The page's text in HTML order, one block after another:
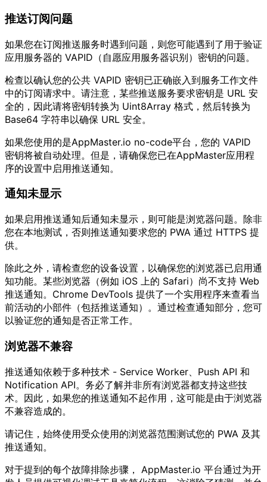
推送订阅问题
如果您在订阅推送服务时遇到问题，则您可能遇到了用于验证
应用服务器的 VAPID（自愿应用服务器识别）密钥的问题。
检查以确认您的公共 VAPID 密钥已正确嵌入到服务工作文件
中的订阅请求中。请注意，某些推送服务要求密钥是 URL 安
全的，因此请将密钥转换为 Uint8Array 格式，然后转换为
Base64 字符串以确保 URL 安全。
如果您使用的是AppMaster.io no-code平台，您的 VAPID
密钥将被自动处理。但是，请确保您已在AppMaster应用程
序的设置中启用推送通知。
通知未显示
如果启用推送通知后通知未显示，则可能是浏览器问题。除非
您在本地测试，否则推送通知要求您的 PWA 通过 HTTPS 提
供。
除此之外，请检查您的设备设置，以确保您的浏览器已启用通
知功能。某些浏览器（例如 iOS 上的 Safari）尚不支持 Web
推送通知。Chrome DevTools 提供了一个实用程序来查看当
前活动的小部件（包括推送通知）。通过检查通知部分，您可
以验证您的通知是否正常工作。
浏览器不兼容
推送通知依赖于多种技术 - Service Worker、Push API 和
Notification API。务必了解并非所有浏览器都支持这些技
术。因此，如果您的推送通知不起作用，这可能是由于浏览器
不兼容造成的。
请记住，始终使用受众使用的浏览器范围测试您的 PWA 及其
推送通知。
对于提到的每个故障排除步骤， AppMaster.io 平台通过为开